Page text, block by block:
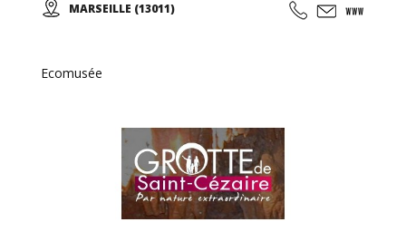
d'essai offert !
MARSEILLE (13011)
Ecomusée